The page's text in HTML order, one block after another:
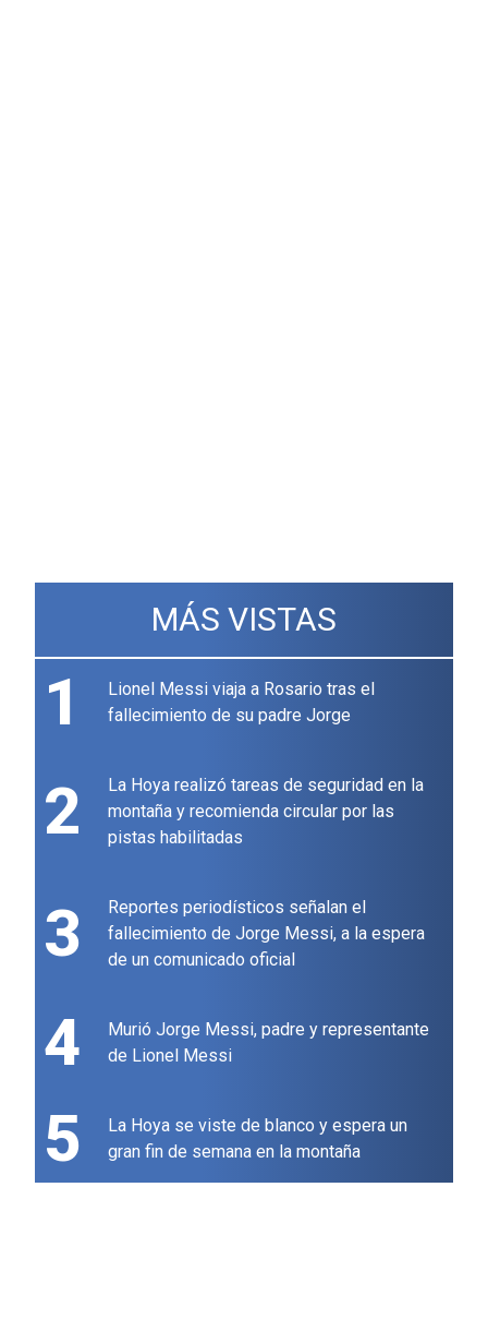
MÁS VISTAS
1
Lionel Messi viaja a Rosario tras el
fallecimiento de su padre Jorge
2
La Hoya realizó tareas de seguridad en la
montaña y recomienda circular por las
pistas habilitadas
3
Reportes periodísticos señalan el
fallecimiento de Jorge Messi, a la espera
de un comunicado oficial
4
Murió Jorge Messi, padre y representante
de Lionel Messi
5
La Hoya se viste de blanco y espera un
gran fin de semana en la montaña